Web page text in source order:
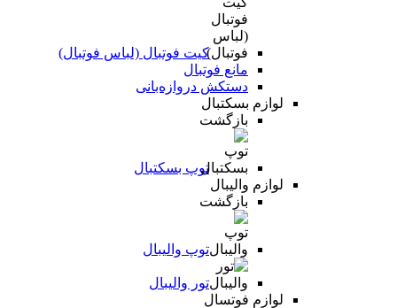
کیت فوتبال (لباس فوتبال)
مانع فوتبال
دستکش دروازه‌بانی
لوازم بسکتبال
بازگشت
توپ بسکتبال
لوازم والیبال
بازگشت
توپ والیبال
تور والیبال
لوازم فوتسال